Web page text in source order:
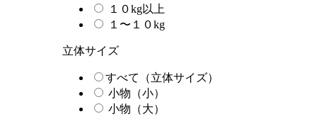
１０kg以上
１〜１０kg
立体サイズ
すべて（立体サイズ）
小物（小）
小物（大）